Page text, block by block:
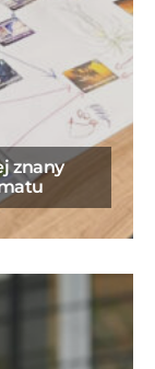
znany